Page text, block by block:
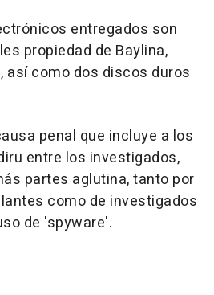
entregados son
propiedad de Baylina,
así como dos discos duros
penal que incluye a los
entre los investigados,
partes aglutina, tanto por
como de investigados
de 'spyware'.